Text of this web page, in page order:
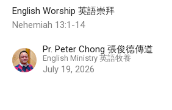
English Worship 英語崇拜
Nehemiah 13:1-14
Pr. Peter Chong 張俊德傳道
English Ministry 英語牧養
July 19, 2026